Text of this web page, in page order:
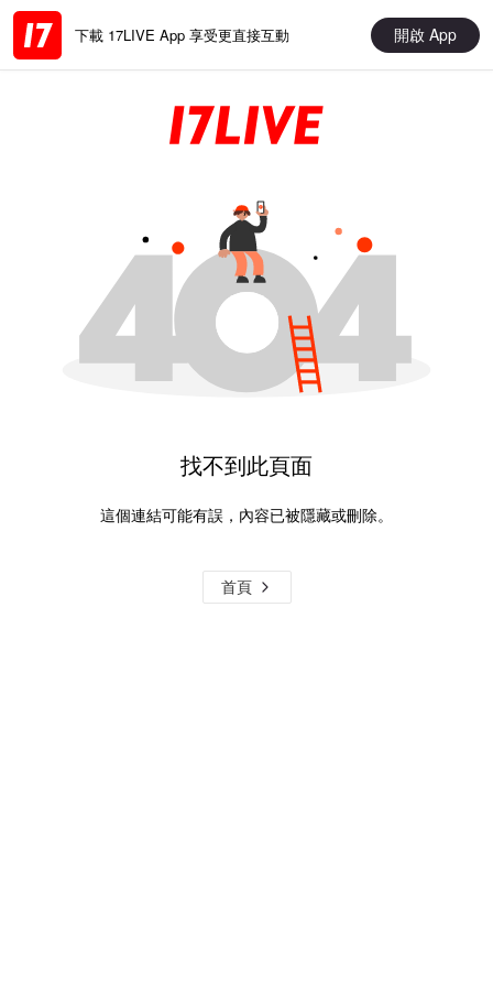
下載 17LIVE App 享受更直接互動 開啟 App
找不到此頁面
這個連結可能有誤，內容已被隱藏或刪除。
首頁